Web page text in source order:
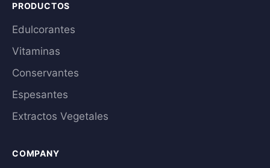
PRODUCTOS
Edulcorantes
Vitaminas
Conservantes
Espesantes
Extractos Vegetales
COMPANY